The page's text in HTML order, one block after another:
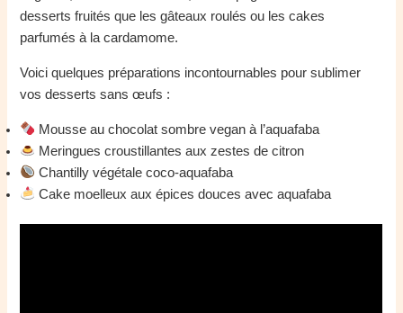
desserts fruités que les gâteaux roulés ou les cakes
parfumés à la cardamome.
Voici quelques préparations incontournables pour sublimer
vos desserts sans œufs :
Mousse au chocolat sombre vegan à l’aquafaba
Meringues croustillantes aux zestes de citron
Chantilly végétale coco-aquafaba
Cake moelleux aux épices douces avec aquafaba